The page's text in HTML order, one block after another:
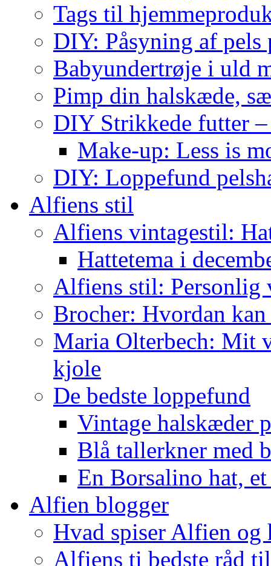
Tags til
DIY: Påsyning af
Babyundertrøje i uld
Pimp din halskæde,
DIY Strikkede futter
Make-up: Less is
DIY: Loppefund
Alfiens stil
Alfiens vintagestil:
Hattetema i
Alfiens stil: Personlig
Brocher: Hvordan
Maria Olterbech: Mit
kjole
De bedste loppefund
Vintage halskæder
Blå tallerkner med
En Borsalino hat,
Alfien blogger
Hvad spiser Alfien og
Alfiens ti bedste råd